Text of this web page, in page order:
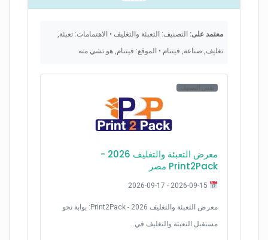
معتمد على: التصنيف: التعبئة والتغليف • الاهتمامات: تعبئة,
تغليف, صناعة, فيتنام • الموقع: فيتنام, هو تشي منه
نفس التصنيف
معرض التعبئة والتغليف 2026 -
Print2Pack مصر
معرض التعبئة والتغليف 2026 - Print2Pack: بوابة نحو
مستقبل التعبئة والتغليف في…